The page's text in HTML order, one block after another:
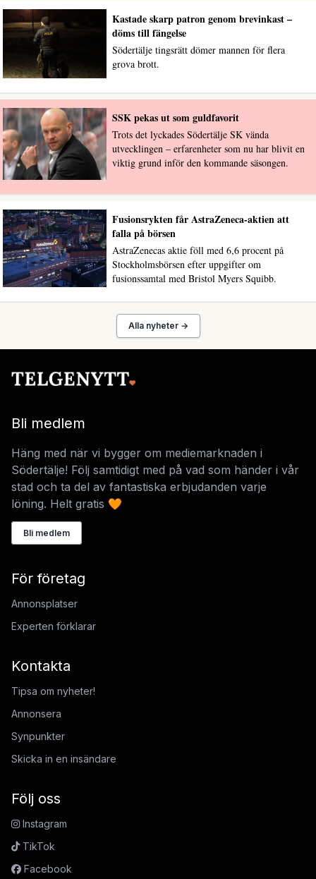
Kastade skarp patron genom brevinkast –
döms till fängelse
Södertälje tingsrätt dömer mannen för flera
grova brott.
SSK pekas ut som guldfavorit
Trots det lyckades Södertälje SK vända
utvecklingen – erfarenheter som nu har blivit en
viktig grund inför den kommande säsongen.
Fusionsrykten får AstraZeneca-aktien att
falla på börsen
AstraZenecas aktie föll med 6,6 procent på
Stockholmsbörsen efter uppgifter om
fusionssamtal med Bristol Myers Squibb.
Alla nyheter →
Bli medlem
Häng med när vi bygger om mediemarknaden i
Södertälje! Följ samtidigt med på vad som händer i vår
stad och ta del av fantastiska erbjudanden varje
löning. Helt gratis 🧡
Bli medlem
För företag
Annonsplatser
Experten förklarar
Kontakta
Tipsa om nyheter!
Annonsera
Synpunkter
Skicka in en insändare
Följ oss
Instagram
TikTok
Facebook